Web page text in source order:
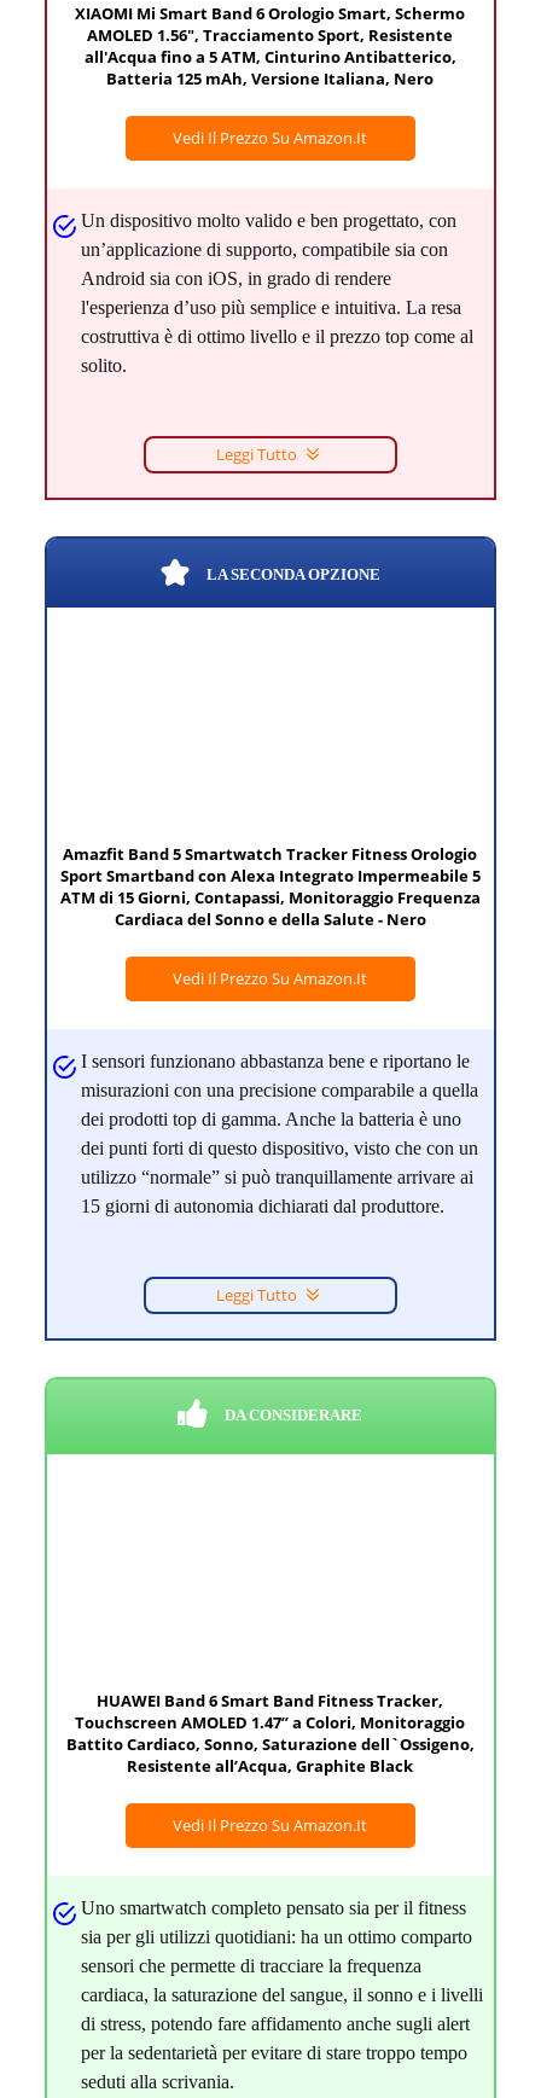
XIAOMI Mi Smart Band 6 Orologio Smart, Schermo
AMOLED 1.56", Tracciamento Sport, Resistente
all'Acqua fino a 5 ATM, Cinturino Antibatterico,
Batteria 125 mAh, Versione Italiana, Nero
Vedi Il Prezzo Su Amazon.it
Un dispositivo molto valido e ben progettato, con
un’applicazione di supporto, compatibile sia con
Android sia con iOS, in grado di rendere
l'esperienza d’uso più semplice e intuitiva. La resa
costruttiva è di ottimo livello e il prezzo top come al
solito.
Leggi Tutto
LA SECONDA OPZIONE
Amazfit Band 5 Smartwatch Tracker Fitness Orologio
Sport Smartband con Alexa Integrato Impermeabile 5
ATM di 15 Giorni, Contapassi, Monitoraggio Frequenza
Cardiaca del Sonno e della Salute - Nero
Vedi Il Prezzo Su Amazon.it
I sensori funzionano abbastanza bene e riportano le
misurazioni con una precisione comparabile a quella
dei prodotti top di gamma. Anche la batteria è uno
dei punti forti di questo dispositivo, visto che con un
utilizzo “normale” si può tranquillamente arrivare ai
15 giorni di autonomia dichiarati dal produttore.
Leggi Tutto
DA CONSIDERARE
HUAWEI Band 6 Smart Band Fitness Tracker,
Touchscreen AMOLED 1.47” a Colori, Monitoraggio
Battito Cardiaco, Sonno, Saturazione dell`Ossigeno,
Resistente all’Acqua, Graphite Black
Vedi Il Prezzo Su Amazon.it
Uno smartwatch completo pensato sia per il fitness
sia per gli utilizzi quotidiani: ha un ottimo comparto
sensori che permette di tracciare la frequenza
cardiaca, la saturazione del sangue, il sonno e i livelli
di stress, potendo fare affidamento anche sugli alert
per la sedentarietà per evitare di stare troppo tempo
seduti alla scrivania.